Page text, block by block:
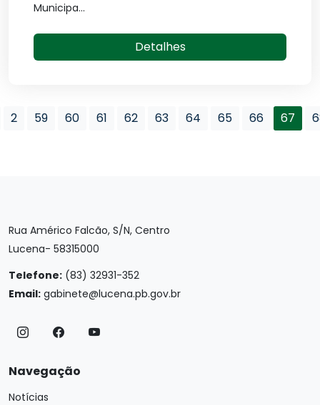
Municipa...
Detalhes
2 59 60 61 62 63 64 65 66 67
Rua Américo Falcão, S/N, Centro
Lucena- 58315000
Telefone: (83) 32931-352
Email: gabinete@lucena.pb.gov.br
Navegação
Notícias